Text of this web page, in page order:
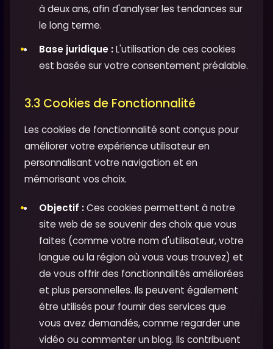
à deux ans, afin d'analyser les tendances sur
le long terme.
Base juridique :L'utilisation de ces cookies
est basée sur votre consentement préalable.
3.3 Cookies de Fonctionnalité
Les cookies de fonctionnalité sont conçus pour
améliorer votre expérience utilisateur en
personnalisant votre navigation et en
mémorisant vos choix.
Objectif :Ces cookies permettent à notre
site web de se souvenir des choix que vous
faites (comme votre nom d'utilisateur, votre
langue ou la région où vous vous trouvez) et
de vous offrir des fonctionnalités améliorées
et plus personnelles. Ils peuvent également
être utilisés pour fournir des services que
vous avez demandés, comme regarder une
vidéo ou commenter un blog. Ils contribuent